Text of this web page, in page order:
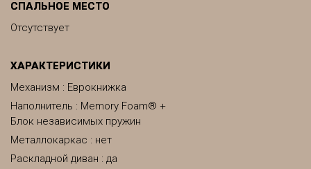
СПАЛЬНОЕ МЕСТО
Отсутствует
ХАРАКТЕРИСТИКИ
Механизм : Еврокнижка
Наполнитель : Memory Foam® +
Блок независимых пружин
Металлокаркас : нет
Раскладной диван : да